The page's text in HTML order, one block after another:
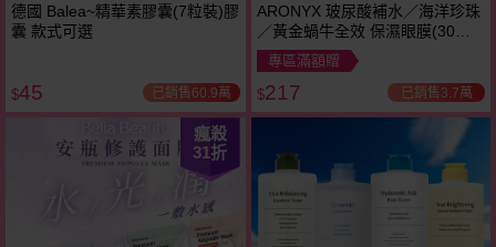
德國 Balea~精華素膠囊(7粒裝)膠
囊 款式可選
$45 已銷售60.9萬
ARONYX 玻尿酸補水／海洋珍珠
／黃金蝸牛全效 保濕眼膜(30對)
款式可選
專區滿額贈
$217 已銷售3.7萬
瘋殺
31折